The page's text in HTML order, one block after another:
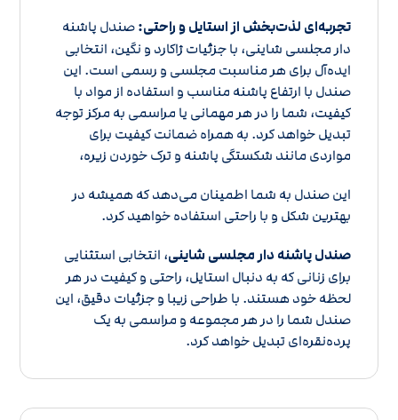
تجربه‌ای لذت‌بخش از استایل و راحتی:صندل پاشنه
دار مجلسی شاینی، با جزئیات ژاکارد و نگین، انتخابی
ایده‌آل برای هر مناسبت مجلسی و رسمی است. این
صندل با ارتفاع پاشنه مناسب و استفاده از مواد با
کیفیت، شما را در هر مهمانی یا مراسمی به مرکز توجه
تبدیل خواهد کرد. به همراه ضمانت کیفیت برای
مواردی مانند شکستگی پاشنه و ترک خوردن زیره،
این صندل به شما اطمینان می‌دهد که همیشه در
بهترین شکل و با راحتی استفاده خواهید کرد.
صندل پاشنه دار مجلسی شاینی، انتخابی استثنایی
برای زنانی که به دنبال استایل، راحتی و کیفیت در هر
لحظه خود هستند. با طراحی زیبا و جزئیات دقیق، این
صندل شما را در هر مجموعه و مراسمی به یک
پرده‌نقره‌ای تبدیل خواهد کرد.